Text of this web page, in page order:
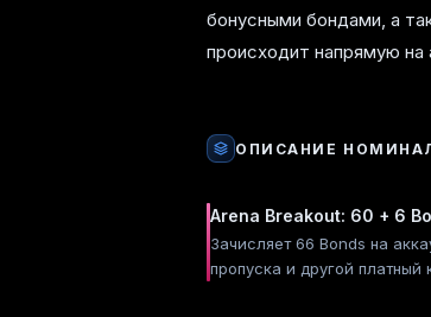
бонусными бондами, а
происходит напрямую на
ОПИСАНИЕ
Arena Breakout: 60 + 6
Зачисляет 66 Bonds на
пропуска и другой платный